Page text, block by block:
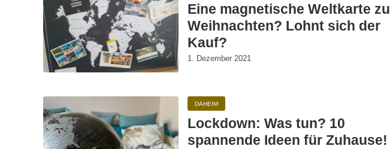
Eine magnetische Weltkarte zu
Weihnachten? Lohnt sich der
Kauf?
1. Dezember 2021
DAHEIM
Lockdown: Was tun? 10
spannende Ideen für Zuhause!